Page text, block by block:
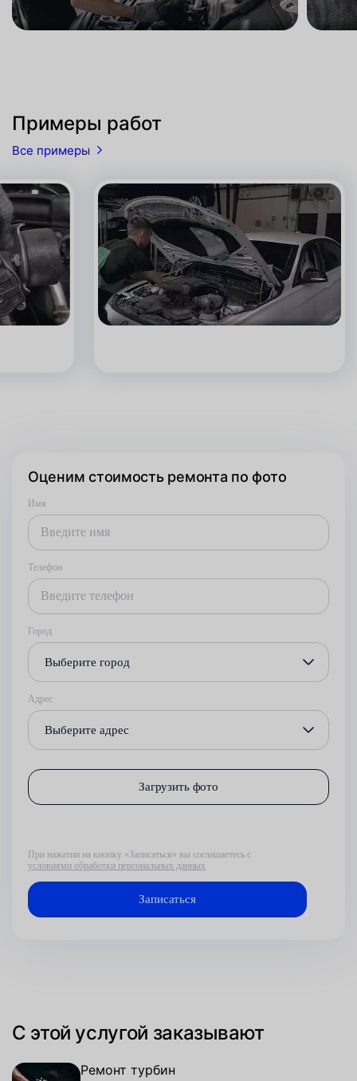
Примеры работ
Все примеры
Оценим стоимость ремонта по фото
Имя
Телефон
Город
Выберите город
Адрес
Выберите адрес
Загрузить фото
При нажатии на кнопку «Записаться» вы соглашаетесь с
условиями обработки персональных данных
С этой услугой заказывают
Ремонт турбин